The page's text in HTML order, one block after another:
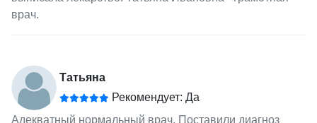
врач.
Татьяна
Рекомендует: Да
Адекватный нормальный врач. Поставили диагноз